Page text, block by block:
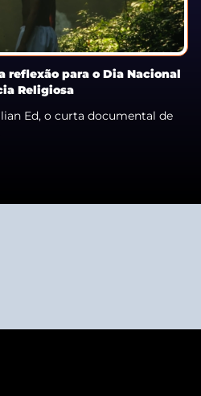
reflexão para o Dia Nacional
Religiosa
Ed, o curta documental de